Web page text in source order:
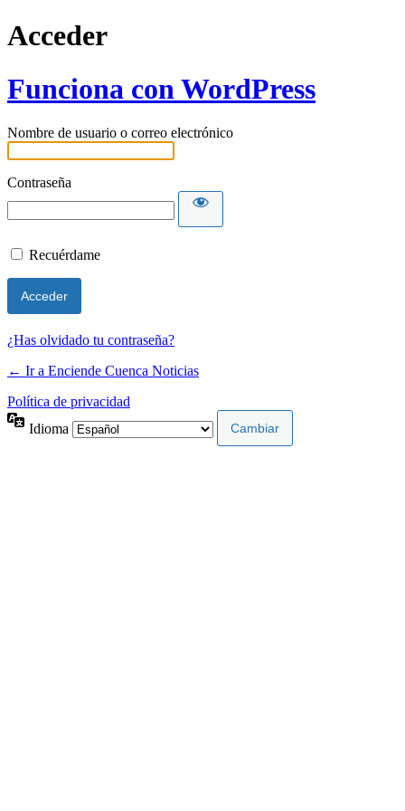
Acceder
Funciona con WordPress
Nombre de usuario o correo electrónico
Contraseña
Recuérdame
¿Has olvidado tu contraseña?
← Ir a Enciende Cuenca Noticias
Política de privacidad
Idioma